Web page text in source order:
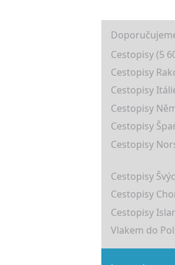
Cestopisy (5
Cestopisy
Cestopisy
Cestopisy
Cestopisy
Cestopisy
Cestopisy
Cestopisy
Cestopisy
Vlakem do